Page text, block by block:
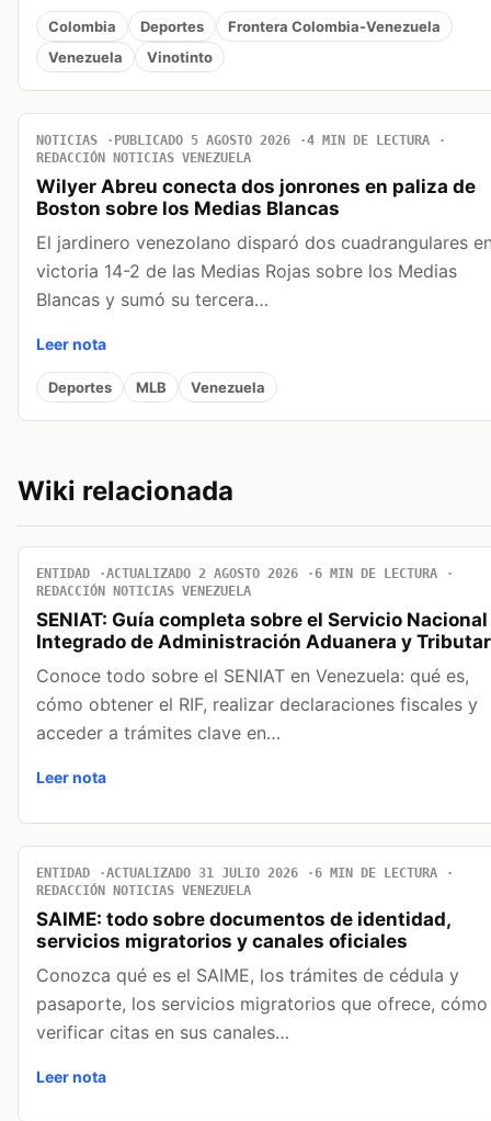
Colombia Deportes
Frontera Colombia-Venezuela
Venezuela
Vinotinto
NOTICIAS PUBLICADO 5 AGOSTO 2026
4 MIN DE LECTURA
REDACCIÓN NOTICIAS VENEZUELA
Wilyer Abreu conecta dos jonrones en paliza de
Boston sobre los Medias Blancas
El jardinero venezolano disparó dos cuadrangulares
victoria 14-2 de las Medias Rojas sobre los Medias
Blancas y sumó su tercera…
Leer nota
Deportes MLB Venezuela
Wiki relacionada
ENTIDAD ACTUALIZADO 2 AGOSTO 2026
6 MIN DE LECTURA
REDACCIÓN NOTICIAS VENEZUELA
SENIAT: Guía completa sobre el Servicio Nacional
Integrado de Administración Aduanera y
Conoce todo sobre el SENIAT en Venezuela: qué es,
cómo obtener el RIF, realizar declaraciones fiscales y
acceder a trámites clave en…
Leer nota
ENTIDAD ACTUALIZADO 31 JULIO 2026
6 MIN DE LECTURA
REDACCIÓN NOTICIAS VENEZUELA
SAIME: todo sobre documentos de identidad,
servicios migratorios y canales oficiales
Conozca qué es el SAIME, los trámites de cédula y
pasaporte, los servicios migratorios que ofrece, cómo
verificar citas en sus canales…
Leer nota